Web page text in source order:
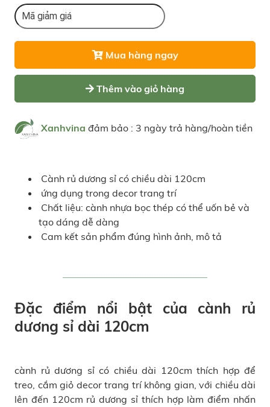
Mua hàng ngay
Thêm vào giỏ hàng
Xanhvina đảm bảo : 3 ngày trả hàng/hoàn tiền
Cành rủ dương sỉ có chiều dài 120cm
ứng dụng trong decor trang trí
Chất liệu: cành nhựa bọc thép có thể uốn bẻ và
tạo dáng dễ dàng
Cam kết sản phẩm đúng hình ảnh, mô tả
Đặc điểm nổi bật của cành rủ
dương sỉ dài 120cm
cành rủ dương sỉ có chiều dài 120cm thích hợp để
treo, cắm giỏ decor trang trí không gian, với chiều dài
lên đến 120cm rủ dương sỉ thích hợp làm điểm nhấn